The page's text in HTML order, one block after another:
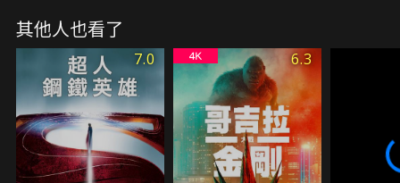
標。當無辜的妻女遭人追殺，稚女重傷住院，傑克決
定不惜一切要恐怖份子付出代價，回到老東家懷抱，
一舉直搗恐怖份子的大本營！
其他人也看了
7.0 6.3